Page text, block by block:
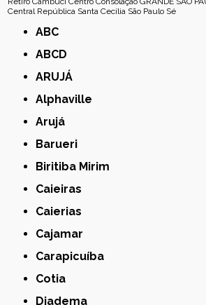
Central República Santa Cecília São Paulo Sé
ABC
ABCD
ARUJÁ
Alphaville
Arujá
Barueri
Biritiba Mirim
Caieiras
Caierias
Cajamar
Carapicuíba
Cotia
Diadema